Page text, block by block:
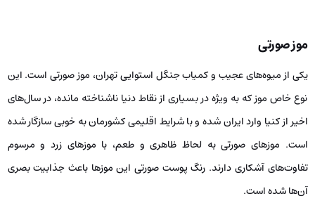
موز صورتی
یکی از میوه‌های عجیب و کمیاب جنگل استوایی تهران، موز صورتی است. این
نوع خاص موز که به ‌ویژه در بسیاری از نقاط دنیا ناشناخته مانده، در سال‌های
اخیر از کنیا وارد ایران شده و با شرایط اقلیمی کشورمان به‌ خوبی سازگار شده
است. موزهای صورتی به لحاظ ظاهری و طعم، با موزهای زرد و مرسوم
تفاوت‌های آشکاری دارند. رنگ پوست صورتی این موزها باعث جذابیت بصری
آن‌ها شده است.